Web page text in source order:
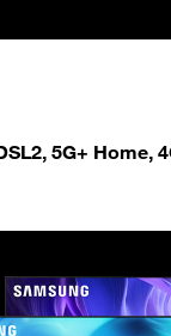
5G+ Home,